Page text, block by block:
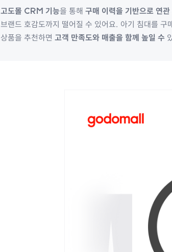
고도몰 CRM 기능을 통해 구매 이력을 기반으로 연
브랜드 호감도까지 떨어질 수 있어요. 아기 침대를
상품을 추천하면 고객 만족도와 매출을 함께 높일 수